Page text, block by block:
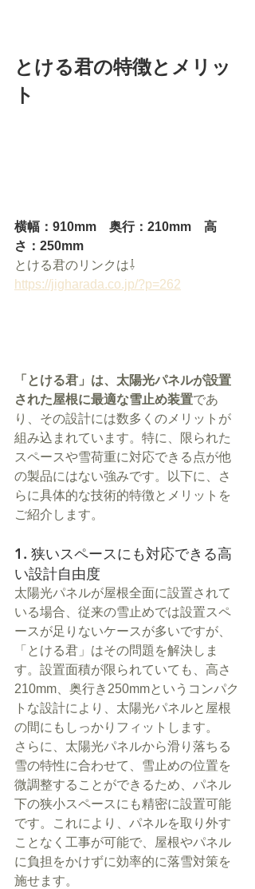
とける君の特徴とメリッ
ト
横幅：910mm　奥行：210mm　高
さ：250mm
とける君のリンクは⇩
https://jigharada.co.jp/?p=262
「とける君」は、太陽光パネルが設置
された屋根に最適な雪止め装置であ
り、その設計には数多くのメリットが
組み込まれています。特に、限られた
スペースや雪荷重に対応できる点が他
の製品にはない強みです。以下に、さ
らに具体的な技術的特徴とメリットを
ご紹介します。
1. 狭いスペースにも対応できる高
い設計自由度
太陽光パネルが屋根全面に設置されて
いる場合、従来の雪止めでは設置スペ
ースが足りないケースが多いですが、
「とける君」はその問題を解決しま
す。設置面積が限られていても、高さ
210mm、奥行き250mmというコンパク
トな設計により、太陽光パネルと屋根
の間にもしっかりフィットします。
さらに、太陽光パネルから滑り落ちる
雪の特性に合わせて、雪止めの位置を
微調整することができるため、パネル
下の狭小スペースにも精密に設置可能
です。これにより、パネルを取り外す
ことなく工事が可能で、屋根やパネル
に負担をかけずに効率的に落雪対策を
施せます。